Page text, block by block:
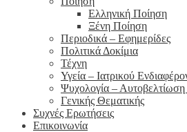
Ελληνική Ποίηση
Ξένη Ποίηση
Περιοδικά – Εφημερίδες
Πολιτικά Δοκίμια
Τέχνη
Υγεία – Ιατρικού
Ψυχολογία –
Γενικής Θεματικής
Συχνές Ερωτήσεις
Επικοινωνία